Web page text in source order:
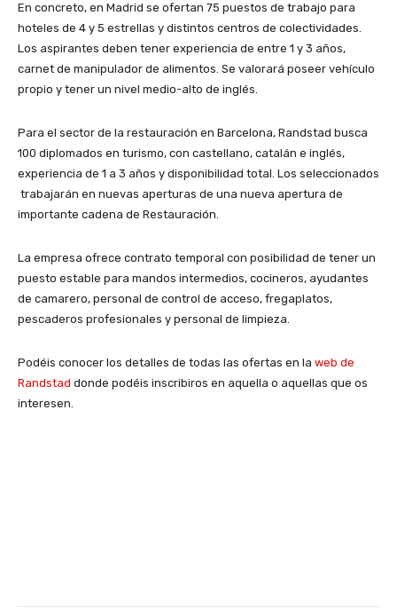
En concreto, en Madrid se ofertan 75 puestos de trabajo para
hoteles de 4 y 5 estrellas y distintos centros de colectividades.
Los aspirantes deben tener experiencia de entre 1 y 3 años,
carnet de manipulador de alimentos. Se valorará poseer vehículo
propio y tener un nivel medio-alto de inglés.
Para el sector de la restauración en Barcelona, Randstad busca
100 diplomados en turismo, con castellano, catalán e inglés,
experiencia de 1 a 3 años y disponibilidad total. Los seleccionados
trabajarán en nuevas aperturas de una nueva apertura de
importante cadena de Restauración.
La empresa ofrece contrato temporal con posibilidad de tener un
puesto estable para mandos intermedios, cocineros, ayudantes
de camarero, personal de control de acceso, fregaplatos,
pescaderos profesionales y personal de limpieza.
Podéis conocer los detalles de todas las ofertas en la web de
Randstad donde podéis inscribiros en aquella o aquellas que os
interesen.